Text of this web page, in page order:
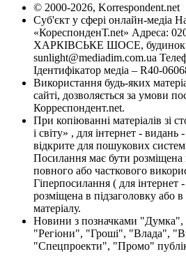
© 2000-2026, Korrespondent.net
Суб'єкт у сфері онлайн-медіа
«КореспонденТ.net» Адреса:
ХАРКІВСЬКЕ ШОСЕ, будинок
sunlight@mediadim.com.ua
Ідентифікатор медіа – R40-
Використання будь-яких
сайті, дозволяється за умови
Корреспондент.net.
При копіюванні матеріалів зі
і світу» , для інтернет - видань
відкрите для пошукових
Посилання має бути розміщена
повного або часткового
Гіперпосилання ( для
розміщена в підзаголовку або
матеріалу.
Новини з позначками "Думка",
"Регіони", "Гроші", "Влада",
"Спецпроекти", "Промо"